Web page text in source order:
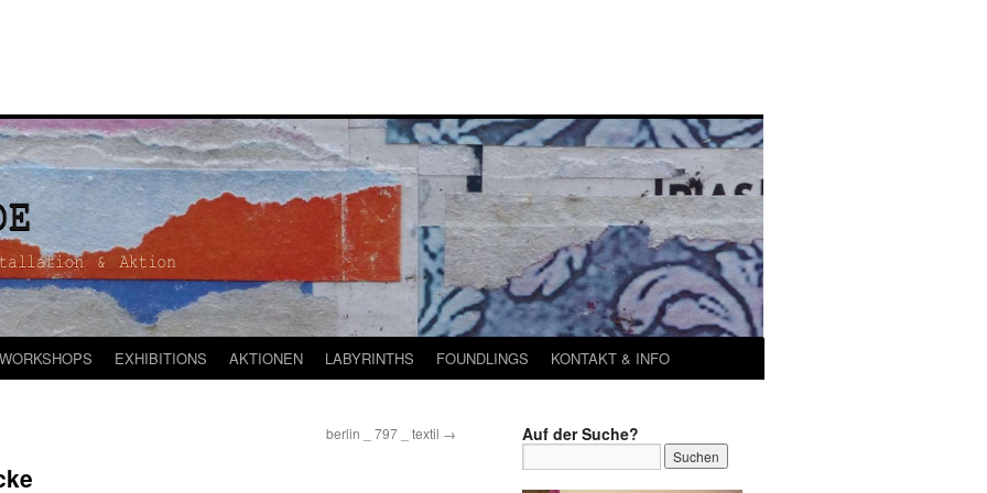
WORKSHOPS EXHIBITIONS AKTIONEN LABYRINTHS FOUNDLINGS KONTAKT & INFO
berlin _ 797 _ textil → Auf der Suche?